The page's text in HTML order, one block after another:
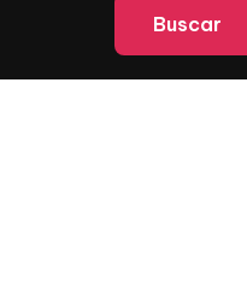
Buscar